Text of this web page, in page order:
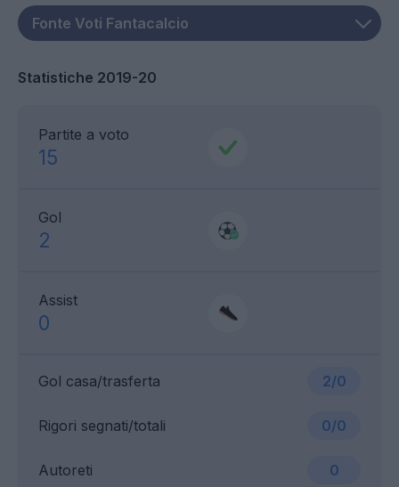
Statistiche 2019-20
Partite a voto
15
Gol
2
Assist
0
Gol casa/trasferta 2/0
Rigori segnati/totali 0/0
Autoreti 0